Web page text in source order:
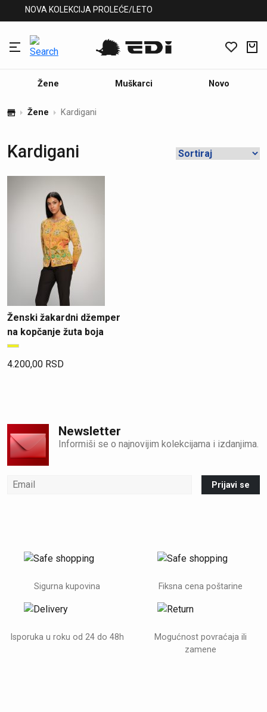
NOVA KOLEKCIJA PROLEĆE/LETO
Žene Muškarci Novo
Žene Kardigani
Kardigani
Ženski žakardni džemper
na kopčanje žuta boja
4.200,00 RSD
Newsletter
Informiši se o najnovijim kolekcijama i izdanjima.
Prijavi se
Sigurna kupovina Fiksna cena poštarine
Isporuka u roku od 24 do 48h
Mogućnost povraćaja ili
zamene